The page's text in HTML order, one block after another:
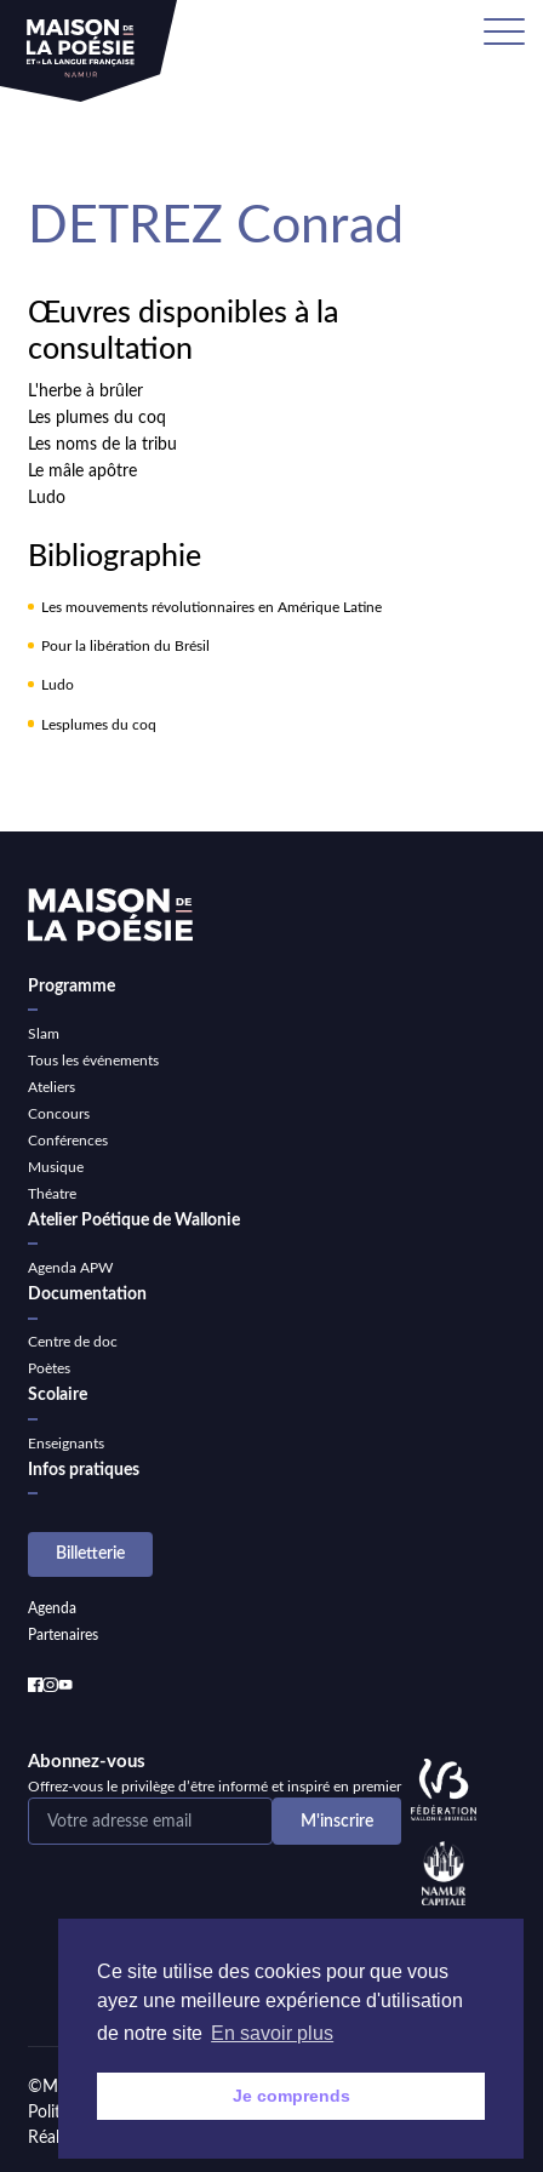
DETREZ Conrad
Œuvres disponibles à la
consultation
L'herbe à brûler
Les plumes du coq
Les noms de la tribu
Le mâle apôtre
Ludo
Bibliographie
Les mouvements révolutionnaires en Amérique Latine
Pour la libération du Brésil
Ludo
Lesplumes du coq
Programme
Slam
Tous les événements
Ateliers
Concours
Conférences
Musique
Théatre
Atelier Poétique de Wallonie
Agenda APW
Documentation
Centre de doc
Poètes
Scolaire
Enseignants
Infos pratiques
Billetterie
Agenda
Partenaires
Abonnez-vous
Offrez-vous le privilège d’être informé et inspiré en premier
©Maison de la Poésie et de la Langue française Namur
Politique de confidentialité
Réalisé par
Ce site utilise des cookies pour que vous
ayez une meilleure expérience d'utilisation
de notre site En savoir plus
Je comprends